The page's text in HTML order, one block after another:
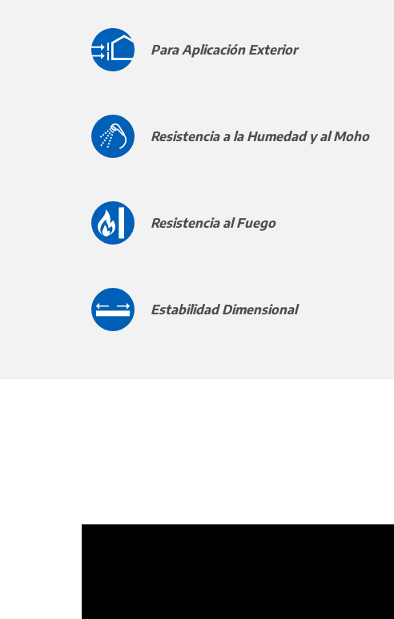
Para Aplicación Exterior
Resistencia a la Humedad y al Moho
Resistencia al Fuego
Estabilidad Dimensional